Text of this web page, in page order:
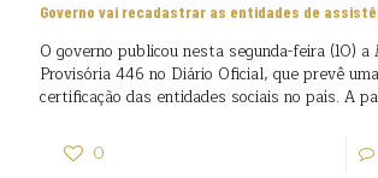
Governo vai recadastrar as entidades de
O governo publicou nesta segunda-feira (10) a
Provisória 446 no Diário Oficial, que prevê
certificação das entidades sociais no país. A
0